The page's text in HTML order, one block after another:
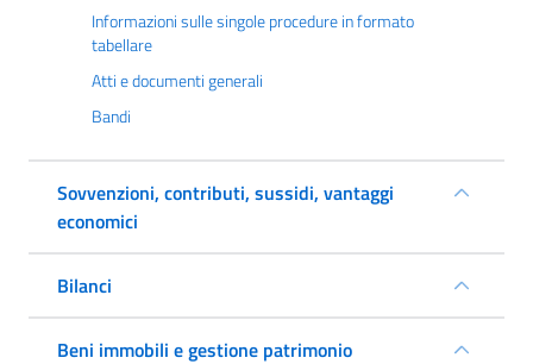
Informazioni sulle singole procedure in formato
tabellare
Atti e documenti generali
Bandi
Sovvenzioni, contributi, sussidi, vantaggi
economici
Bilanci
Beni immobili e gestione patrimonio